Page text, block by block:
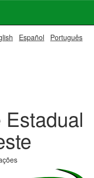
Español Português